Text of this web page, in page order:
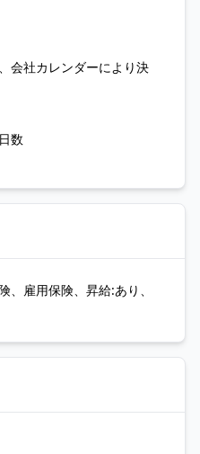
会社カレンダーにより決
数
、雇用保険、昇給:あり、